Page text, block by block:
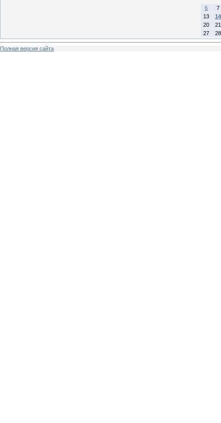
6
7
13
14
20
21
27
28
Полная версия сайта